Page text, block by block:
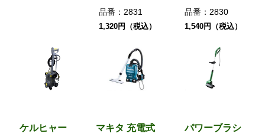
品番： 2831
1,320円（税込）
品番： 2830
1,540円（税込）
ケルヒャー
マキタ 充電式
パワーブラシ